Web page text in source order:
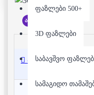
ფაზლები 500+
3D ფაზლები
საბავშვო
სამაგიდო
არ არის მარაგში
აღწერა